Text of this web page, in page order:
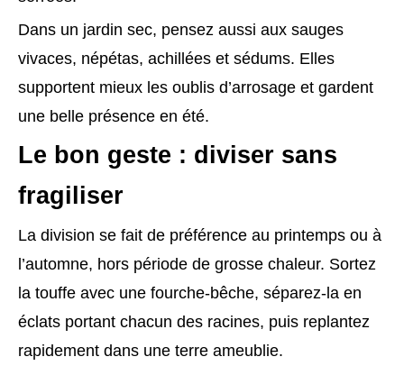
Dans un jardin sec, pensez aussi aux sauges
vivaces, népétas, achillées et sédums. Elles
supportent mieux les oublis d’arrosage et gardent
une belle présence en été.
Le bon geste : diviser sans
fragiliser
La division se fait de préférence au printemps ou à
l’automne, hors période de grosse chaleur. Sortez
la touffe avec une fourche-bêche, séparez-la en
éclats portant chacun des racines, puis replantez
rapidement dans une terre ameublie.